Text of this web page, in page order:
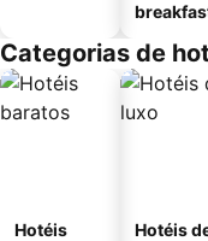
Categorias de
Hotéis
Hotéis